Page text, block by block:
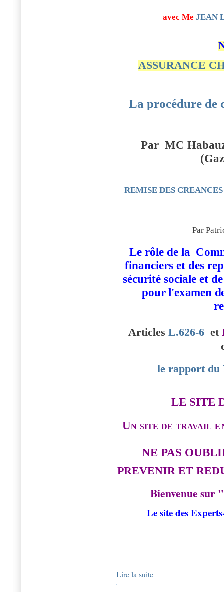
avec Me JEAN
ASSURANCE
La procédure de
Par MC
REMISE DES
Par
Le rôle de la
financiers et des
sécurité sociale et
pour l'examen
Articles L.626-6 et
le rapport du
LE SITE
Un site de travail
NE PAS
PREVENIR ET
Bienvenue sur
Le site des
Lire la suite